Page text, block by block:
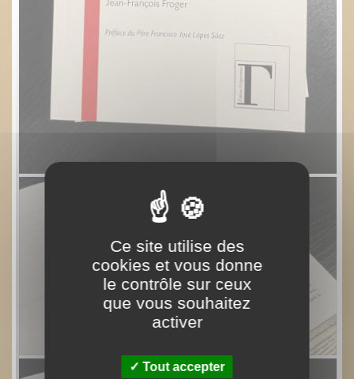
Ce site utilise des
cookies et vous donne
le contrôle sur ceux
que vous souhaitez
activer
Tout accepter